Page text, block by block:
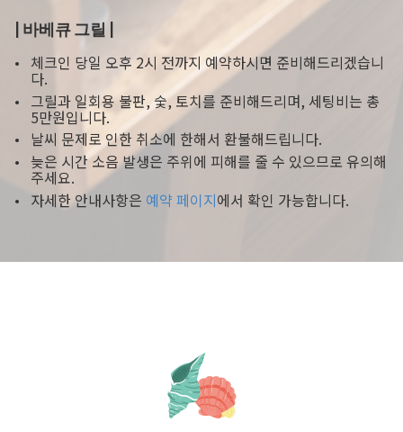
| 바베큐 그릴 |
체크인 당일 오후 2시 전까지 예약하시면 준비해드리겠습니
다.
그릴과 일회용 불판, 숯, 토치를 준비해드리며, 세팅비는 총
5만원입니다.
날씨 문제로 인한 취소에 한해서 환불해드립니다.
늦은 시간 소음 발생은 주위에 피해를 줄 수 있으므로 유의해
주세요.
자세한 안내사항은 예약 페이지에서 확인 가능합니다.